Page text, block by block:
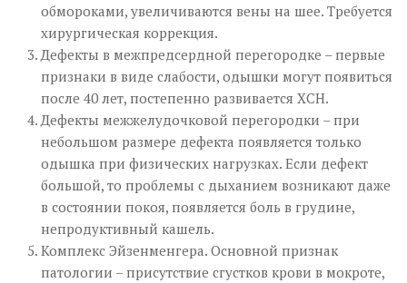
обмороками, увеличиваются вены на шее. Требуется
хирургическая коррекция.
Дефекты в межпредсердной перегородке – первые
признаки в виде слабости, одышки могут появиться
после 40 лет, постепенно развивается ХСН.
Дефекты межжелудочковой перегородки – при
небольшом размере дефекта появляется только
одышка при физических нагрузках. Если дефект
большой, то проблемы с дыханием возникают даже
в состоянии покоя, появляется боль в грудине,
непродуктивный кашель.
Комплекс Эйзенменгера. Основной признак
патологии – присутствие сгустков крови в мокроте,